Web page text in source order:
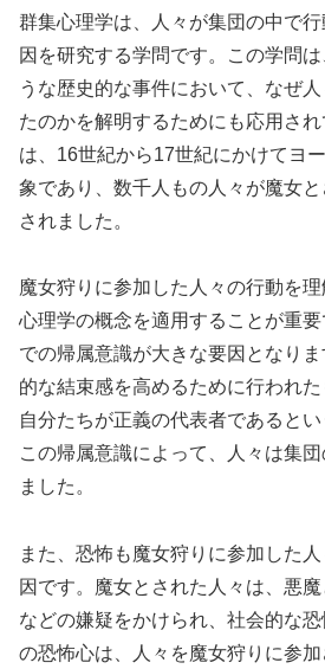
群集心理学は、人々が集団の中で
因を研究する学問です。この学問
うな歴史的な事件において、なぜ
たのかを解明するためにも応用さ
は、16世紀から17世紀にかけてヨ
象であり、数千人もの人々が魔女
されました。
魔女狩りに参加した人々の行動を
心理学の概念を適用することが重
での帰属意識が大きな要因となり
的な結束感を高めるために行われ
自分たちが正義の代表者であるとい
この帰属意識によって、人々は集
ました。
また、恐怖も魔女狩りに参加した
因です。魔女とされた人々は、悪
などの嫌疑をかけられ、社会的な
の恐怖心は、人々を魔女狩りに参